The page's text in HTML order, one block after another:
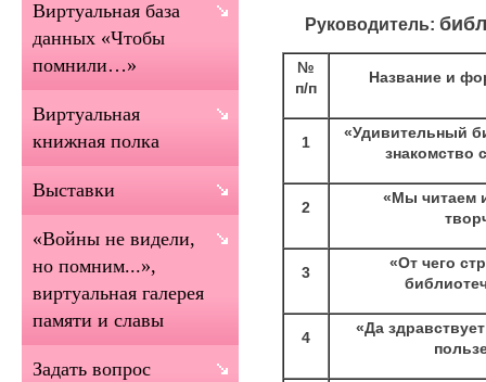
Руководитель:
№
п/п
Название и
1
«Удивительный
знакомство
2
«Мы читаем
3
«От чего
4
«Да
Виртуальная база
данных «Чтобы
помнили…»
Виртуальная
книжная полка
Выставки
«Войны не видели,
но помним...»,
виртуальная галерея
памяти и славы
Задать вопрос